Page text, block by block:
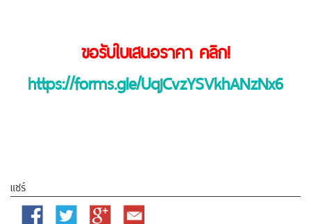
ขอรับใบเสนอราคา คลิก!
https://forms.gle/UqjCvzYSVkhANzNx6
แชร์
Facebook Twitter
Google
Email